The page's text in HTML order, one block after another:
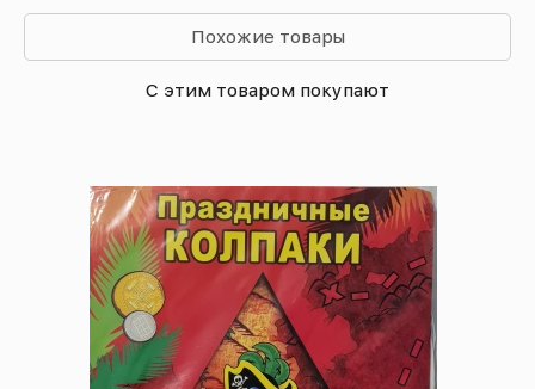
Похожие товары
С этим товаром покупают